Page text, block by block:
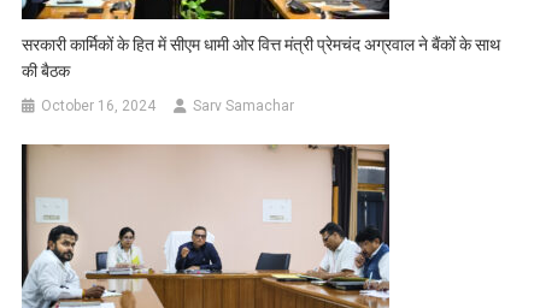
सरकारी कार्मिकों के हित में सीएम धामी ओर वित्त मंत्री प्रेमचंद अग्रवाल ने बैंकों के साथ
की बैठक
October 16, 2024 Sarv Samachar